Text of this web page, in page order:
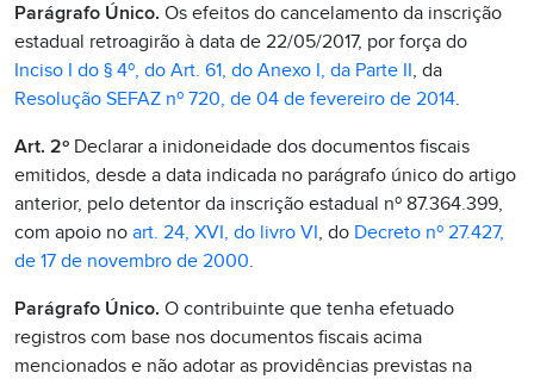
Parágrafo Único. Os efeitos do cancelamento da inscrição
estadual retroagirão à data de 22/05/2017, por força do
Inciso I do § 4º, do Art. 61, do Anexo I, da Parte II, da
Resolução SEFAZ nº 720, de 04 de fevereiro de 2014.
Art. 2º Declarar a inidoneidade dos documentos fiscais
emitidos, desde a data indicada no parágrafo único do artigo
anterior, pelo detentor da inscrição estadual nº 87.364.399,
com apoio no art. 24, XVI, do livro VI, do Decreto nº 27.427,
de 17 de novembro de 2000.
Parágrafo Único. O contribuinte que tenha efetuado
registros com base nos documentos fiscais acima
mencionados e não adotar as providências previstas na